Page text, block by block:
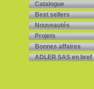
Catalogue
Best sellers
Nouveautés
Projets
Bonnes affaires
ADLER SAS en bref